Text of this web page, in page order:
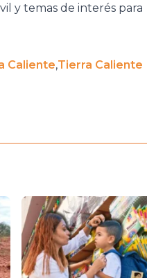
y temas de interés para
Caliente,Tierra Caliente